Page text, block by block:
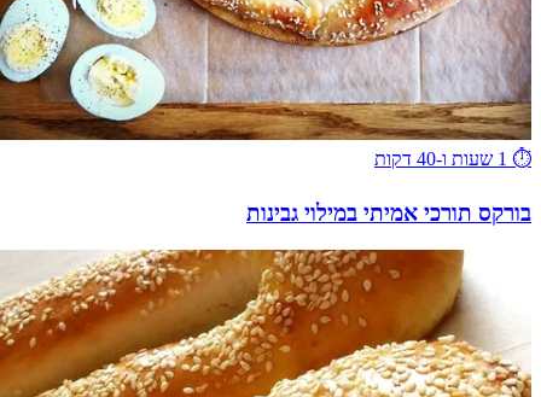
⏱️ 1 שעות ו-40 דקות
בורקס תורכי אמיתי במילוי גבינות